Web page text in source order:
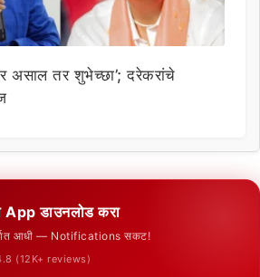
असाल तर शुभेच्छा’; दरेकरांचे
App डाउनलोड करा
आधी — Notifications सकट!
(12K+ reviews)